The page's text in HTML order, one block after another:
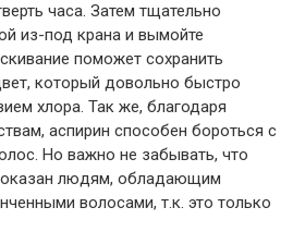
часа. Затем тщательно
из-под крана и вымойте
поможет сохранить
который довольно быстро
хлора. Так же, благодаря
аспирин способен бороться с
Но важно не забывать, что
людям, обладающим
волосами, т.к. это только